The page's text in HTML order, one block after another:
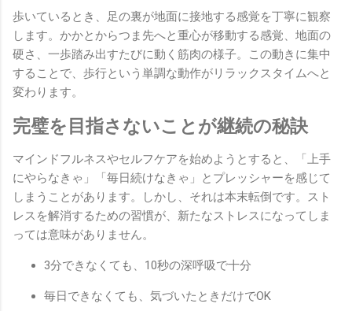
歩いているとき、足の裏が地面に接地する感覚を丁寧に観察
します。かかとからつま先へと重心が移動する感覚、地面の
硬さ、一歩踏み出すたびに動く筋肉の様子。この動きに集中
することで、歩行という単調な動作がリラックスタイムへと
変わります。
完璧を目指さないことが継続の秘訣
マインドフルネスやセルフケアを始めようとすると、「上手
にやらなきゃ」「毎日続けなきゃ」とプレッシャーを感じて
しまうことがあります。しかし、それは本末転倒です。スト
レスを解消するための習慣が、新たなストレスになってしま
っては意味がありません。
3分できなくても、10秒の深呼吸で十分
毎日できなくても、気づいたときだけでOK